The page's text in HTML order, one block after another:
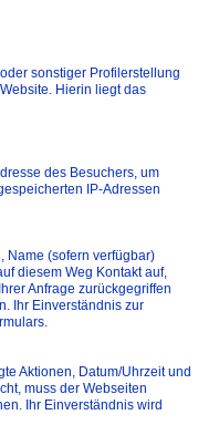
sonstiger Profilerstellung
Hierin liegt das
des Besuchers, um
IP-Adressen
Name (sofern verfügbar)
diesem Weg Kontakt auf,
Anfrage zurückgegriffen
Ihr Einverständnis zur
Aktionen, Datum/Uhrzeit und
muss der Webseiten
Ihr Einverständnis wird